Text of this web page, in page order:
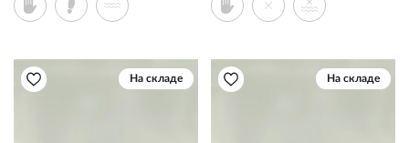
На складе На складе